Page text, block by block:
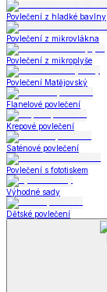
Povlečení z hladké bavlny
Povlečení z mikrovlákna
Povlečení z mikroplyše
Povlečení Matějovský
Flanelové povlečení
Krepové povlečení
Saténové povlečení
Povlečení s fototiskem
Výhodné sady
Dětské povlečení